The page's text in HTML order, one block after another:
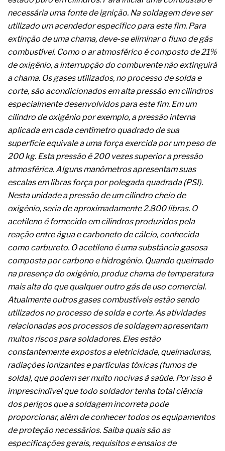
A prevenção clínica da coceira no ânus
Os sintomas clínicos do teratoma de ovário
O tratamento médico da síndrome da fadiga
crônica
As causas médicas da queda dos cabelos ou
calvície
Quando a gestão é o obstáculo para o resultado
positivo
Os procedimentos para a inspeção em estruturas
hidráulicas de concreto de obras
O movimento regular reduz em 19% o risco de
morte precoce e melhora o metabolismo
O desenvolvimento de indicadores nas atividades
de governança das organizações
O desenho industrial ganha espaço como
estratégia competitiva nas empresas
As variações dimensionais dos produtos de
materiais cimentícios com fibra de vidro
A próxima vantagem competitiva não está no
modelo de IA
complexa ficou ainda mais humana
necessária uma fonte de ignição. Na soldagem deve ser
utilizado um acendedor específico para este fim. Para
extinção de uma chama, deve-se eliminar o fluxo de gás
combustível. Como o ar atmosférico é composto de 21%
de oxigênio, a interrupção do comburente não extinguirá
a chama. Os gases utilizados, no processo de solda e
corte, são acondicionados em alta pressão em cilindros
especialmente desenvolvidos para este fim. Em um
cilindro de oxigênio por exemplo, a pressão interna
aplicada em cada centímetro quadrado de sua
superfície equivale a uma força exercida por um peso de
200 kg. Esta pressão é 200 vezes superior a pressão
atmosférica. Alguns manômetros apresentam suas
escalas em libras força por polegada quadrada (PSI).
Nesta unidade a pressão de um cilindro cheio de
oxigênio, seria de aproximadamente 2.800 libras. O
acetileno é fornecido em cilindros produzidos pela
reação entre água e carboneto de cálcio, conhecida
como carbureto. O acetileno é uma substância gasosa
composta por carbono e hidrogênio. Quando queimado
na presença do oxigênio, produz chama de temperatura
mais alta do que qualquer outro gás de uso comercial.
Atualmente outros gases combustíveis estão sendo
utilizados no processo de solda e corte. As atividades
relacionadas aos processos de soldagem apresentam
muitos riscos para soldadores. Eles estão
constantemente expostos a eletricidade, queimaduras,
radiações ionizantes e partículas tóxicas (fumos de
solda), que podem ser muito nocivas à saúde. Por isso é
imprescindível que todo soldador tenha total ciência
dos perigos que a soldagem incorreta pode
proporcionar, além de conhecer todos os equipamentos
de proteção necessários. Saiba quais são as
especificações gerais, requisitos e ensaios de